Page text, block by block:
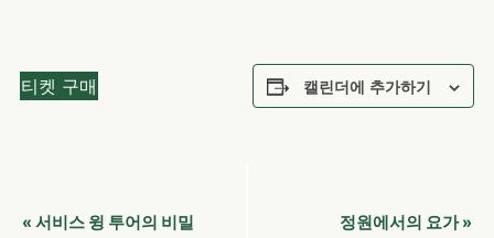
티켓 구매 캘린더에 추가하기
이« 서비스 윙 투어의 비밀 정원에서의 요가»